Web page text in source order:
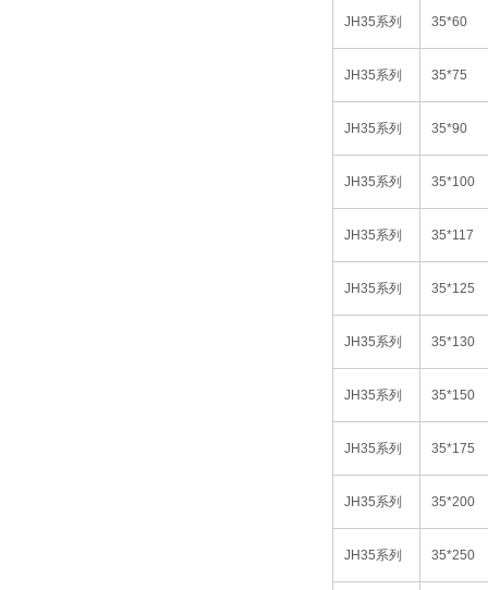
JH35系列 35*60
JH35系列 35*75
JH35系列 35*90
JH35系列 35*100
JH35系列 35*117
JH35系列 35*125
JH35系列 35*130
JH35系列 35*150
JH35系列 35*175
JH35系列 35*200
JH35系列 35*250